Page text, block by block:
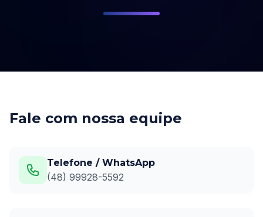
Fale com nossa equipe
Telefone / WhatsApp
(48) 99928-5592